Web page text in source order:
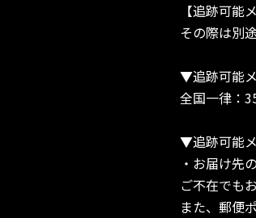
【追跡可
その際は別
▼追跡可能
全国一律：
▼追跡可能
・お届け先
ご不在でも
また、郵便